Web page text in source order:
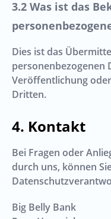
Was ist das
Dies ist das
personenbezogenen
Veröffentlichung
Dritten.
Kontakt
Bei Fragen oder
durch uns, können
Big Belly Bank